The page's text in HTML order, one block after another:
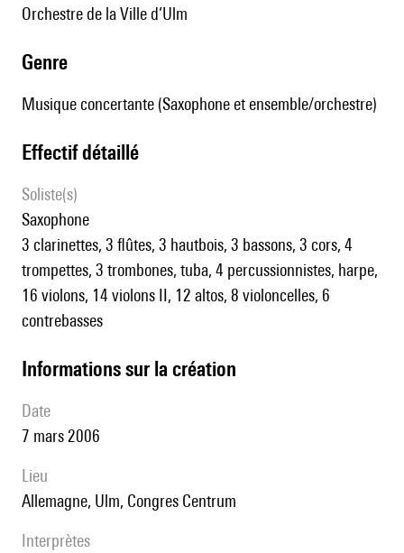
Orchestre de la Ville d’Ulm
genre
Musique concertante (Saxophone et ensemble/orchestre)
effectif détaillé
Soliste(s)
saxophone
3 clarinettes, 3 flûtes, 3 hautbois, 3 bassons, 3 cors, 4
trompettes, 3 trombones, tuba, 4 percussionnistes, harpe,
16 violons, 14 violons II, 12 altos, 8 violoncelles, 6
contrebasses
informations sur la création
date
7 mars 2006
lieu
Allemagne, Ulm, Congres Centrum
interprètes